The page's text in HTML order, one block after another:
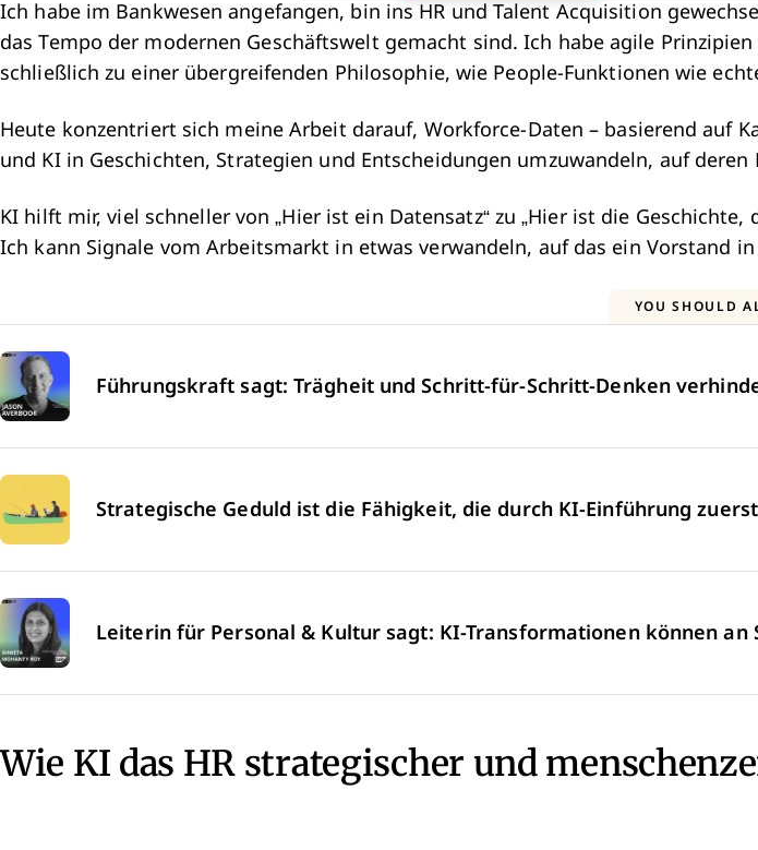
Ich habe im Bankwesen angefangen, bin ins HR und Talent Acquisition
das Tempo der modernen Geschäftswelt gemacht sind. Ich habe agile
schließlich zu einer übergreifenden Philosophie, wie People-Funktionen wie
Heute konzentriert sich meine Arbeit darauf, Workforce-Daten – basierend auf
und KI in Geschichten, Strategien und Entscheidungen umzuwandeln, auf
KI hilft mir, viel schneller von „Hier ist ein Datensatz“ zu „Hier ist die
Ich kann Signale vom Arbeitsmarkt in etwas verwandeln, auf das ein Vorstand
YOU SHOULD
Führungskraft sagt: Trägheit und Schritt-für-Schritt-Denken
Strategische Geduld ist die Fähigkeit, die durch KI-Einführung
Leiterin für Personal & Kultur sagt: KI-Transformationen können
Wie KI das HR strategischer und